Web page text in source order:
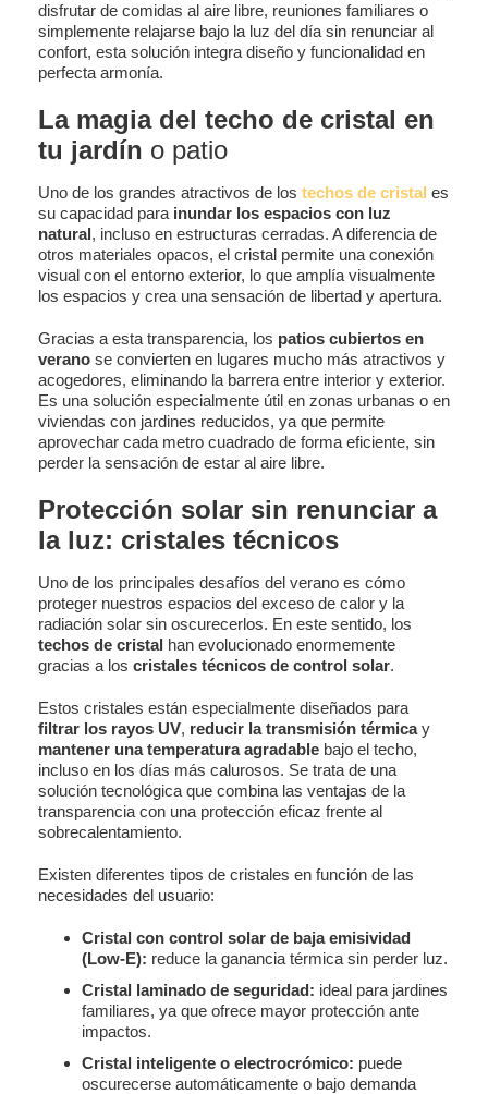
disfrutar de comidas al aire libre, reuniones familiares o
simplemente relajarse bajo la luz del día sin renunciar al
confort, esta solución integra diseño y funcionalidad en
perfecta armonía.
La magia del techo de cristal en
tu jardín o patio
Uno de los grandes atractivos de los techos de cristal es
su capacidad para inundar los espacios con luz
natural, incluso en estructuras cerradas. A diferencia de
otros materiales opacos, el cristal permite una conexión
visual con el entorno exterior, lo que amplía visualmente
los espacios y crea una sensación de libertad y apertura.
Gracias a esta transparencia, los patios cubiertos en
verano se convierten en lugares mucho más atractivos y
acogedores, eliminando la barrera entre interior y exterior.
Es una solución especialmente útil en zonas urbanas o en
viviendas con jardines reducidos, ya que permite
aprovechar cada metro cuadrado de forma eficiente, sin
perder la sensación de estar al aire libre.
Protección solar sin renunciar a
la luz: cristales técnicos
Uno de los principales desafíos del verano es cómo
proteger nuestros espacios del exceso de calor y la
radiación solar sin oscurecerlos. En este sentido, los
techos de cristal han evolucionado enormemente
gracias a los cristales técnicos de control solar.
Estos cristales están especialmente diseñados para
filtrar los rayos UV, reducir la transmisión térmicay
mantener una temperatura agradable bajo el techo,
incluso en los días más calurosos. Se trata de una
solución tecnológica que combina las ventajas de la
transparencia con una protección eficaz frente al
sobrecalentamiento.
Existen diferentes tipos de cristales en función de las
necesidades del usuario:
Cristal con control solar de baja emisividad
(Low-E): reduce la ganancia térmica sin perder luz.
Cristal laminado de seguridad: ideal para jardines
familiares, ya que ofrece mayor protección ante
impactos.
Cristal inteligente o electrocrómico: puede
oscurecerse automáticamente o bajo demanda